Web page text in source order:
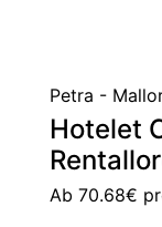
Petra -
Hotelet
Ab 70.68€